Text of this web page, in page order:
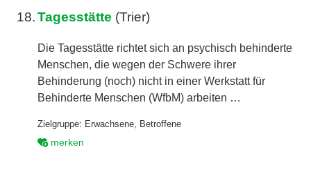
18. Tagesstätte (Trier)
Die Tagesstätte richtet sich an psychisch behinderte
Menschen, die wegen der Schwere ihrer
Behinderung (noch) nicht in einer Werkstatt für
Behinderte Menschen (WfbM) arbeiten …
Zielgruppe: Erwachsene, Betroffene
merken